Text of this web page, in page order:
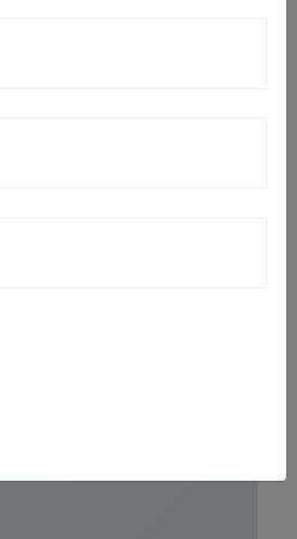
commodo nunc eget tortor